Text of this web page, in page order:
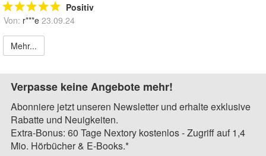
Positiv
Von: r***e 23.09.24
Mehr...
Verpasse keine Angebote mehr!
Abonniere jetzt unseren Newsletter und erhalte exklusive
Rabatte und Neuigkeiten.
Extra-Bonus: 60 Tage Nextory kostenlos - Zugriff auf 1,4
Mio. Hörbücher & E-Books.*